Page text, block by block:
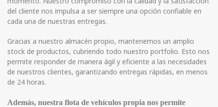
del cliente nos impulsa a ser siempre una opción confiable en
cada una de nuestras entregas.
Gracias a nuestro almacén propio, mantenemos un amplio
stock de productos, cubriendo todo nuestro portfolio. Esto nos
permite responder de manera ágil y eficiente a las necesidades
de nuestros clientes, garantizando entregas rápidas, en menos
de 24 horas.
Además, nuestra flota de vehículos propia nos permite